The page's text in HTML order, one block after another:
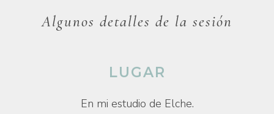
Algunos detalles de la sesión
LUGAR
En mi estudio de Elche.